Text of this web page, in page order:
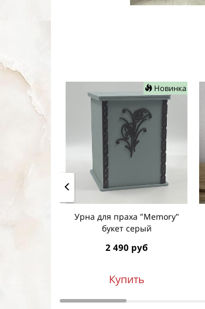
Новинка
Урна для праха "Memory"
букет серый
2 490 руб
Купить